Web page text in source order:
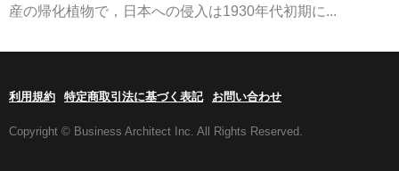
産の帰化植物で，日本への侵入は1930年代初期に...
利用規約 特定商取引法に基づく表記 お問い合わせ
Copyright © Business Architect Inc. All Rights Reserved.